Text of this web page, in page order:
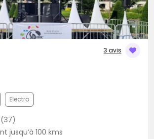
3 avis
Electro
jusqu’à 100 kms